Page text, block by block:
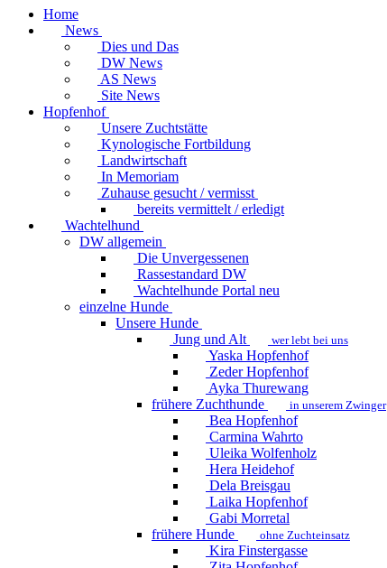
Home
News
Dies und Das
DW News
AS News
Site News
Hopfenhof
Unsere Zuchtstätte
Kynologische Fortbildung
Landwirtschaft
In Memoriam
Zuhause gesucht / vermisst
bereits vermittelt / erledigt
Wachtelhund
DW allgemein
Die Unvergessenen
Rassestandard DW
Wachtelhunde Portal neu
einzelne Hunde
Unsere Hunde
Jung und Alt
wer lebt bei uns
Yaska Hopfenhof
Zeder Hopfenhof
Ayka Thurewang
frühere Zuchthunde
in unserem Zwinger
Bea Hopfenhof
Carmina Wahrto
Uleika Wolfenholz
Hera Heidehof
Dela Breisgau
Laika Hopfenhof
Gabi Morretal
frühere Hunde
ohne Zuchteinsatz
Kira Finstergasse